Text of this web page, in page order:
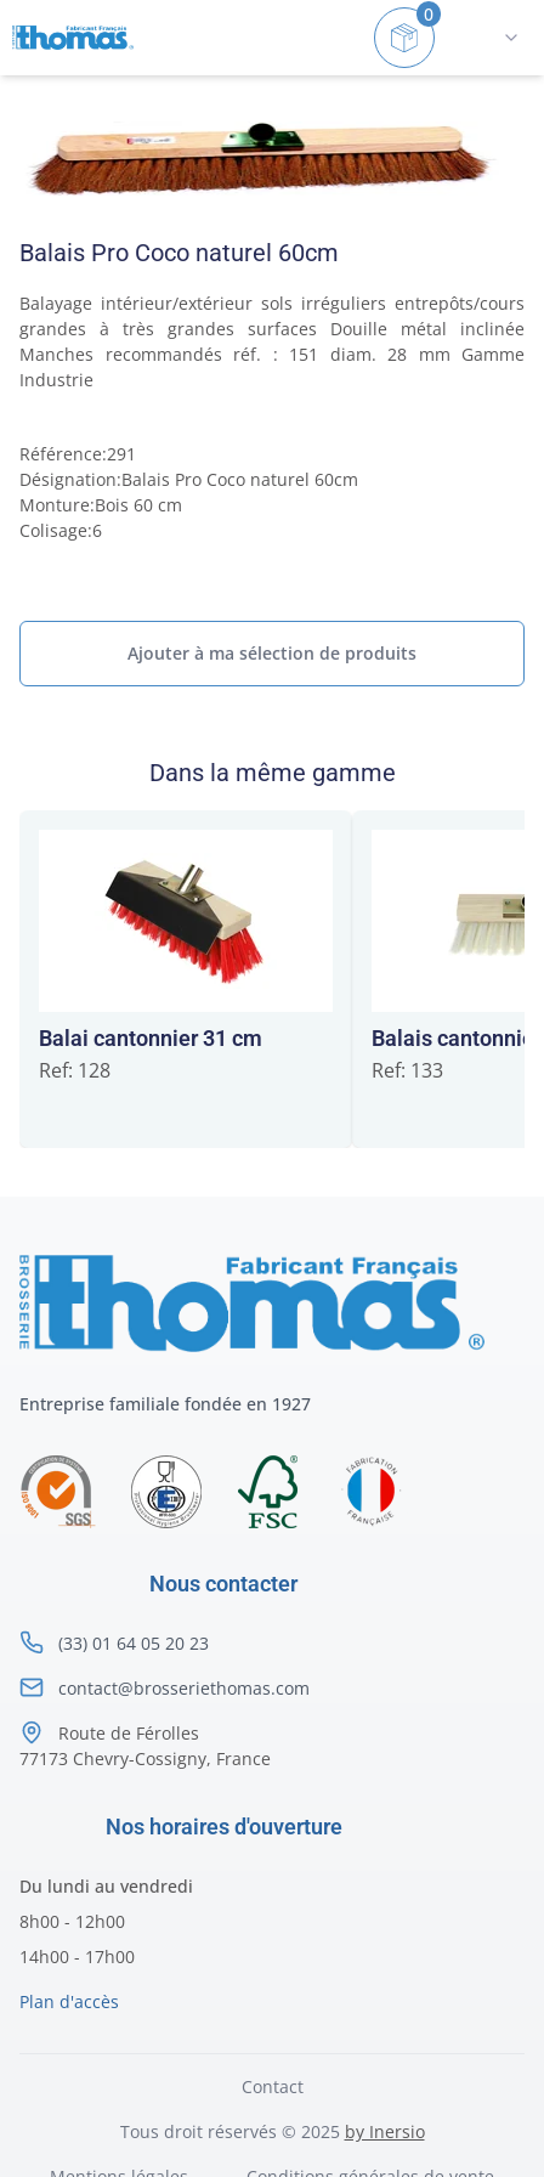
0
Accueil Balais Pro Coco
Balais Pro Coco naturel 60cm
Balayage intérieur/extérieur sols irréguliers entrepôts/cours
grandes à très grandes surfaces Douille métal inclinée
Manches recommandés réf. : 151 diam. 28 mm Gamme
Industrie
Référence:291
Désignation:Balais Pro Coco naturel 60cm
Monture:Bois 60 cm
Colisage:6
Ajouter à ma sélection de produits
Dans la même gamme
Balai cantonnier 31 cm
Ref: 128
Balais
Ref: 133
Entreprise familiale fondée en 1927
Nous contacter
(33) 01 64 05 20 23
contact@brosseriethomas.com
Route de Férolles
77173 Chevry-Cossigny, France
Nos horaires d'ouverture
Du lundi au vendredi
8h00 - 12h00
14h00 - 17h00
Plan d'accès
Contact
Tous droit réservés © 2025 by Inersio